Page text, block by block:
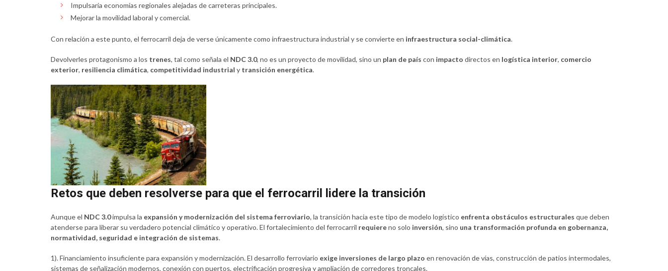
Impulsaría economías regionales alejadas de carreteras principales.
Mejorar la movilidad laboral y comercial.
Con relación a este punto, el ferrocarril deja de verse únicamente como infraestructura industrial y se convierte en infraestructura social-climática.
Devolverles protagonismo a los trenes, tal como señala el NDC 3.0, no es un proyecto de movilidad, sino un plan de país con impacto directos en logística interior, comercio
exterior, resiliencia climática, competitividad industrial y transición energética.
Retos que deben resolverse para que el ferrocarril lidere la transición
Aunque el NDC 3.0impulsa la expansión y modernización del sistema ferroviario, la transición hacia este tipo de modelo logístico enfrenta obstáculos estructurales que deben
atenderse para liberar su verdadero potencial climático y operativo. El fortalecimiento del ferrocarril requiereno solo inversión, sino una transformación profunda en gobernanza,
normatividad, seguridad e integración de sistemas.
1). Financiamiento insuficiente para expansión y modernización. El desarrollo ferroviario exige inversiones de largo plazo en renovación de vías, construcción de patios intermodales,
sistemas de señalización modernos, conexión con puertos, electrificación progresiva y ampliación de corredores troncales.